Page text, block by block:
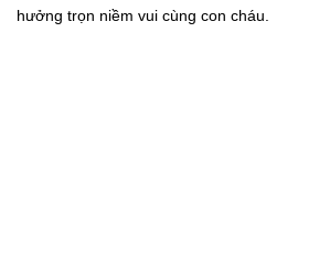
hưởng trọn niềm vui cùng con cháu.